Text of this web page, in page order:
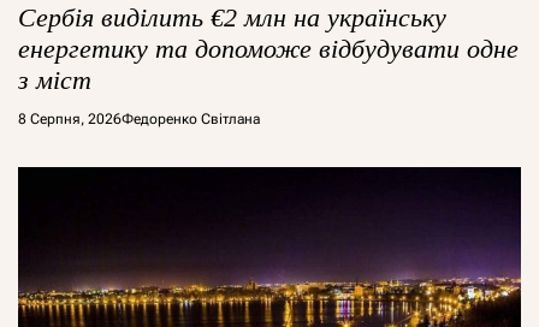
Сербія виділить €2 млн на українську
енергетику та допоможе відбудувати одне
з міст
8 Серпня, 2026Федоренко Світлана